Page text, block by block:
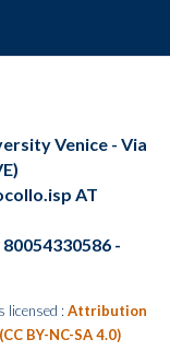
Venice - Via
AT
-
licensed : Attribution
BY-NC-SA 4.0)